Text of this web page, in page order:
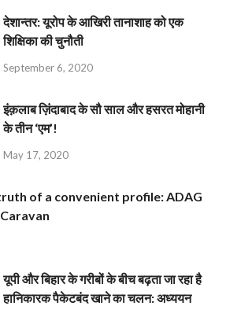
देशान्‍तर: यूरोप के आखिरी तानाशाह को एक
शिक्षिका की चुनौती
September 6, 2020
इंक़लाब ज़िंदाबाद के सौ साल और हसरत मोहानी
के तीन ‘एम’!
May 17, 2020
of a convenient profile: ADAG
यूपी और बिहार के गरीबों के बीच बढ़ता जा रहा है
हानिकारक पैकेटबंद खाने का चलन: अध्ययन